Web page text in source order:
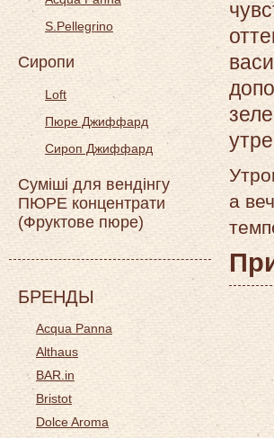
S.Pellegrino
Сиропи
Loft
Пюре Джиффард
Сироп Джиффард
Суміші для вендінгу
ПЮРЕ концентрати
(Фруктове пюре)
БРЕНДЫ
Acqua Panna
Althaus
BAR.in
Bristot
Dolce Aroma
а